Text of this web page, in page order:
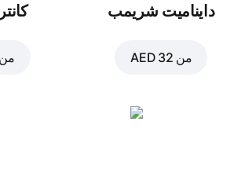
دايناميت شريمب
من AED 32 من